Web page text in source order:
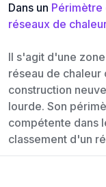
Dans un
réseaux de
Il s'agit d'une
réseau de
construction
lourde. Son
compétente dans
classement d'un